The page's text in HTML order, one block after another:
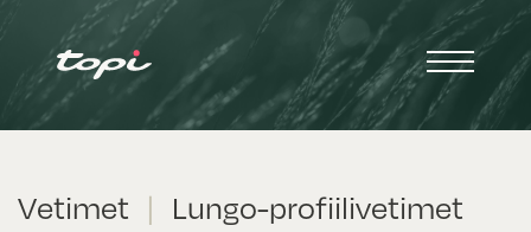
Vetimet | Lungo-profiilivetimet